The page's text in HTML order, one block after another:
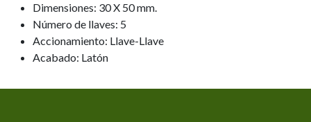
Dimensiones: 30 X 50 mm.
Número de llaves: 5
Accionamiento: Llave-Llave
Acabado: Latón